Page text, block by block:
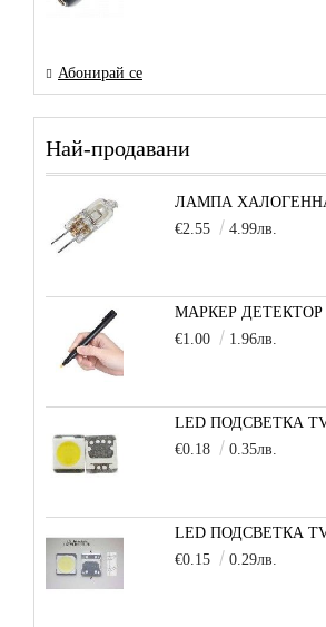
Абонирай се
Най-продавани
ЛАМПА ХАЛОГЕННА
€2.55
4.99лв.
€1.00
1.96лв.
€0.18
0.35лв.
€0.15
0.29лв.